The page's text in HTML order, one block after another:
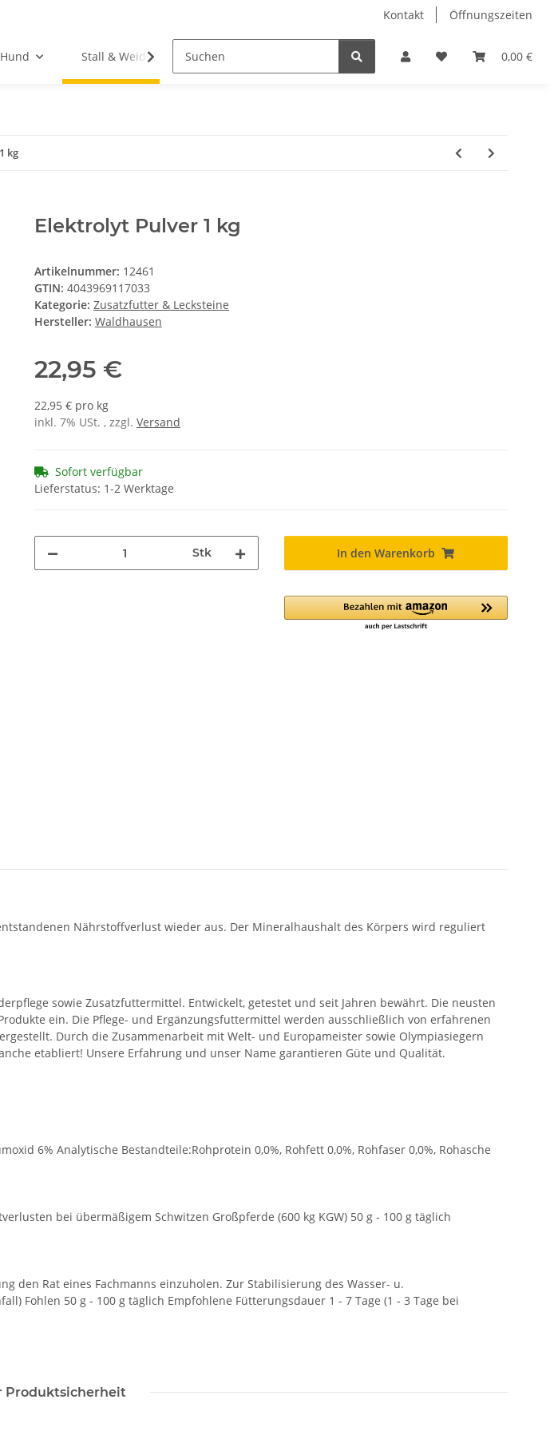
Kontakt Öffnungszeiten
0,00 €
Hund Stall & Weide Hobby Horse Dienstleistungen Geschenkartikel &
kg
Elektrolyt Pulver 1 kg
Artikelnummer: 12461
GTIN: 4043969117033
Kategorie: Zusatzfutter & Lecksteine
Hersteller: Waldhausen
22,95 €
22,95 € pro kg
inkl. 7% USt. , zzgl. Versand
Sofort verfügbar
Lieferstatus: 1-2 Werktage
Stk In den Warenkorb
Nährstoffverlust wieder aus. Der Mineralhaushalt des Körpers wird reguliert
sowie Zusatzfuttermittel. Entwickelt, getestet und seit Jahren bewährt. Die neusten
ein. Die Pflege- und Ergänzungsfuttermittel werden ausschließlich von erfahrenen
Durch die Zusammenarbeit mit Welt- und Europameister sowie Olympiasiegern
etabliert! Unsere Erfahrung und unser Name garantieren Güte und Qualität.
6% Analytische Bestandteile:Rohprotein 0,0%, Rohfett 0,0%, Rohfaser 0,0%, Rohasche
bei übermäßigem Schwitzen Großpferde (600 kg KGW) 50 g - 100 g täglich
den Rat eines Fachmanns einzuholen. Zur Stabilisierung des Wasser- u.
Fohlen 50 g - 100 g täglich Empfohlene Fütterungsdauer 1 - 7 Tage (1 - 3 Tage bei
Produktsicherheit